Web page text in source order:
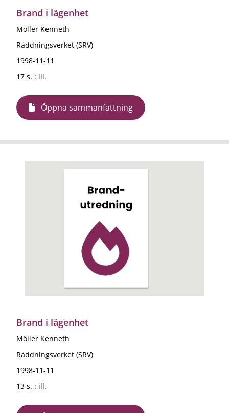
Brand i lägenhet
Möller Kenneth
Räddningsverket (SRV)
1998-11-11
17 s. : ill.
Öppna sammanfattning
Brand i lägenhet
Möller Kenneth
Räddningsverket (SRV)
1998-11-11
13 s. : ill.